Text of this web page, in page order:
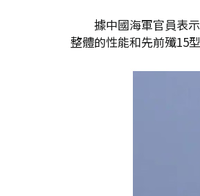
據中國海軍官員表
整體的性能和先前殲15